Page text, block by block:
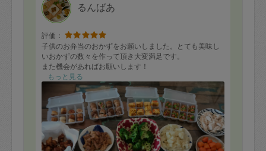
るんばあ
評価：
子供のお弁当のおかずをお願いしました。とても美味し
いおかずの数々を作って頂き大変満足です。
また機会があればお願いします！
もっと見る